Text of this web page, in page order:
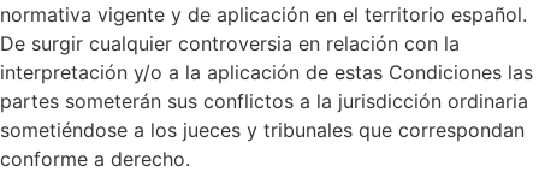
normativa vigente y de aplicación en el territorio español.
De surgir cualquier controversia en relación con la
interpretación y/o a la aplicación de estas Condiciones las
partes someterán sus conflictos a la jurisdicción ordinaria
sometiéndose a los jueces y tribunales que correspondan
conforme a derecho.